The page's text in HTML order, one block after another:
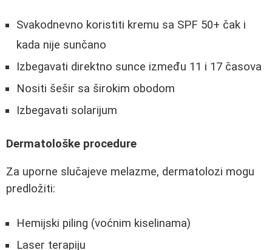
Svakodnevno koristiti kremu sa SPF 50+ čak i
kada nije sunčano
Izbegavati direktno sunce između 11 i 17 časova
Nositi šešir sa širokim obodom
Izbegavati solarijum
Dermatološke procedure
Za uporne slučajeve melazme, dermatolozi mogu
predložiti:
Hemijski piling (voćnim kiselinama)
Laser terapiju